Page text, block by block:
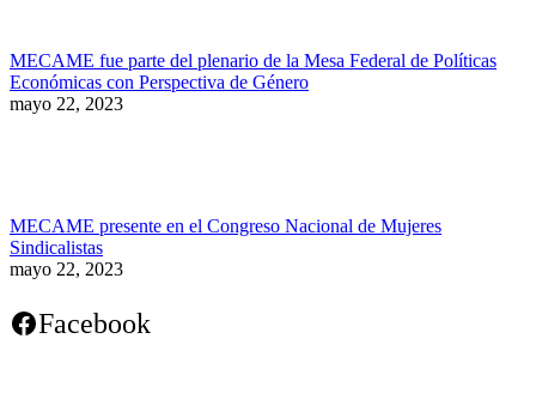
MECAME fue parte del plenario de la Mesa Federal de Políticas
Económicas con Perspectiva de Género
mayo 22, 2023
MECAME presente en el Congreso Nacional de Mujeres
Sindicalistas
mayo 22, 2023
Facebook